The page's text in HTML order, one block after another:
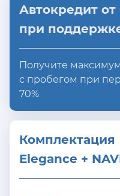
Автокредит от
при
Получите
с пробегом при
70%
Комплектация
Elegance +